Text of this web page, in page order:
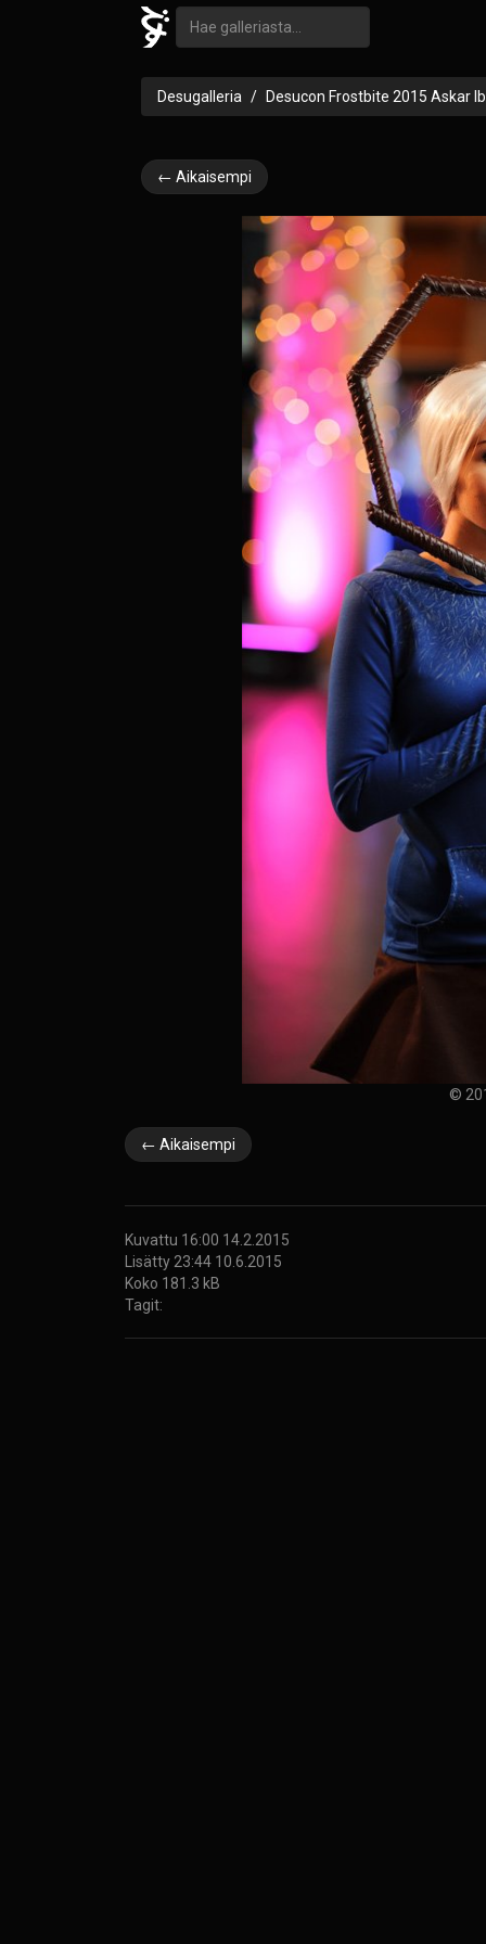
Desugalleria Desucon Frostbite 2015 Askar
← Aikaisempi
©
← Aikaisempi
Kuvattu 16:00 14.2.2015
Lisätty 23:44 10.6.2015
Koko 181.3 kB
Tagit: